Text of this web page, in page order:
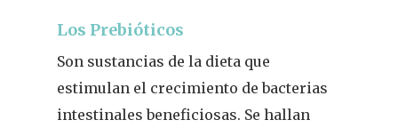
Los Prebióticos
Son sustancias de la dieta que
estimulan el crecimiento de bacterias
intestinales beneficiosas. Se hallan